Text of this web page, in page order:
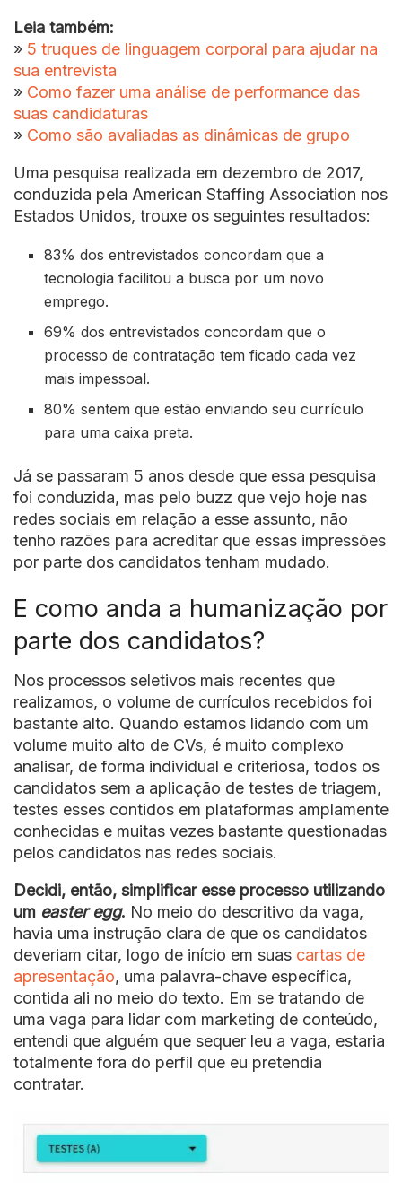
Leia também:
» 5 truques de linguagem corporal para ajudar na
sua entrevista
» Como fazer uma análise de performance das
suas candidaturas
» Como são avaliadas as dinâmicas de grupo
Uma pesquisa realizada em dezembro de 2017,
conduzida pela American Staffing Association nos
Estados Unidos, trouxe os seguintes resultados:
83% dos entrevistados concordam que a
tecnologia facilitou a busca por um novo
emprego.
69% dos entrevistados concordam que o
processo de contratação tem ficado cada vez
mais impessoal.
80% sentem que estão enviando seu currículo
para uma caixa preta.
Já se passaram 5 anos desde que essa pesquisa
foi conduzida, mas pelo buzz que vejo hoje nas
redes sociais em relação a esse assunto, não
tenho razões para acreditar que essas impressões
por parte dos candidatos tenham mudado.
E como anda a humanização por
parte dos candidatos?
Nos processos seletivos mais recentes que
realizamos, o volume de currículos recebidos foi
bastante alto. Quando estamos lidando com um
volume muito alto de CVs, é muito complexo
analisar, de forma individual e criteriosa, todos os
candidatos sem a aplicação de testes de triagem,
testes esses contidos em plataformas amplamente
conhecidas e muitas vezes bastante questionadas
pelos candidatos nas redes sociais.
Decidi, então, simplificar esse processo utilizando
um easter egg. No meio do descritivo da vaga,
havia uma instrução clara de que os candidatos
deveriam citar, logo de início em suas cartas de
apresentação, uma palavra-chave específica,
contida ali no meio do texto. Em se tratando de
uma vaga para lidar com marketing de conteúdo,
entendi que alguém que sequer leu a vaga, estaria
totalmente fora do perfil que eu pretendia
contratar.